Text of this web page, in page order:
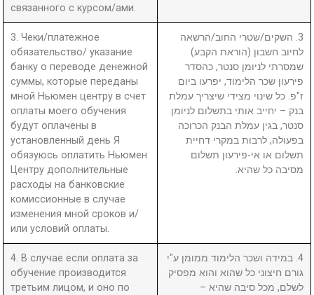
связанного с курсом/ами.
3. Чеки/платежное
обязательство/ указание
банку о переводе денежной
суммы, которые переданы
мной Ньюмен центру в счет
оплаты моего обучения
будут оплачены в
установленный день Я
обязуюсь оплатить Ньюмен
Центру дополнительные
расходы на банковские
комиссионные в случае
изменения мной сроков и/
или условий оплаты.
3. השקים/שטרי החוב/הרשאה
לחיוב חשבון (הוראת הקבע)
שמסרתי לניומן סנטר, כהסדר
פירעון שכר הלימוד, יפרעו ביום
ז"פ. כל שינוי מצידי שיצריך עמלת
בנק – יחייב אותי בתשלום לניומן
סנטר, בגין עמלת הבנק הכרוכה
בפעולה, לרבות במקרי דחיית
תשלום או אי-פירעון תשלום
מסיבה כל שהיא.
4. В случае если оплата за
обучение производится
третьим лицом, и оно по
4. במידה ושכר הלימוד ממומן ע"י
גורם חיצוני כל שהוא והוא מפסיק
לשלם, מכל סיבה שהיא –